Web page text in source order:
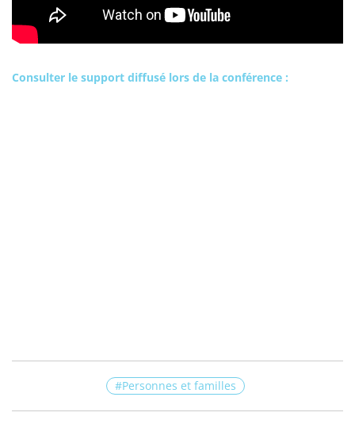
Consulter le support diffusé lors de la conférence :
Personnes et familles